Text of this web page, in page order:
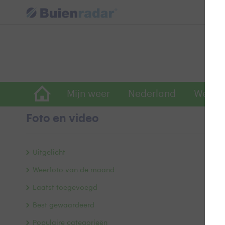
Mijn weer Nederland
Foto en video
Uitgelicht
Weerfoto van de maand
Laatst toegevoegd
Best gewaardeerd
Populaire categorieën